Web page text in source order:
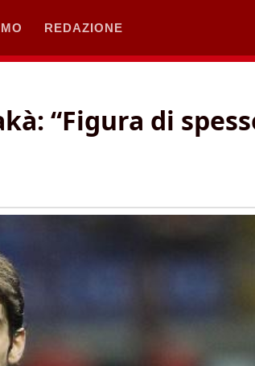
REDAZIONE
“Figura di